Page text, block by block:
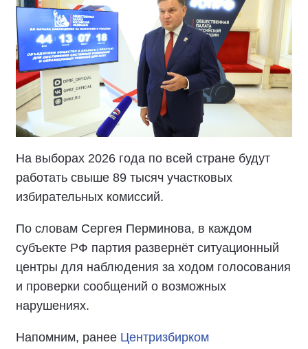
На выборах 2026 года по всей стране будут
работать свыше 89 тысяч участковых
избирательных комиссий.
По словам Сергея Перминова, в каждом
субъекте РФ партия развернёт ситуационный
центры для наблюдения за ходом голосования
и проверки сообщений о возможных
нарушениях.
Напомним, ранее Центризбирком